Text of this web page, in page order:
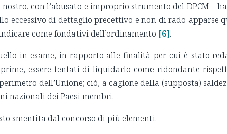
con l’abusato e improprio strumento del DPCM -
eccessivo di dettaglio precettivo e non di rado apparse
come fondativi dell’ordinamento [6].
in esame, in rapporto alle finalità per cui è stato
essere tentati di liquidarlo come ridondante
dell’Unione; ciò, a cagione della (supposta)
nazionali dei Paesi membri.
smentita dal concorso di più elementi.